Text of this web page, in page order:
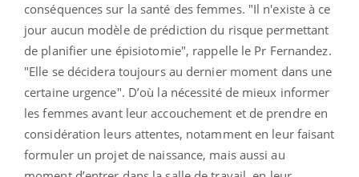
conséquences sur la santé des femmes. "Il n'existe à ce
jour aucun modèle de prédiction du risque permettant
de planifier une épisiotomie", rappelle le Pr Fernandez.
"Elle se décidera toujours au dernier moment dans une
certaine urgence". D’où la nécessité de mieux informer
les femmes avant leur accouchement et de prendre en
considération leurs attentes, notamment en leur faisant
formuler un projet de naissance, mais aussi au